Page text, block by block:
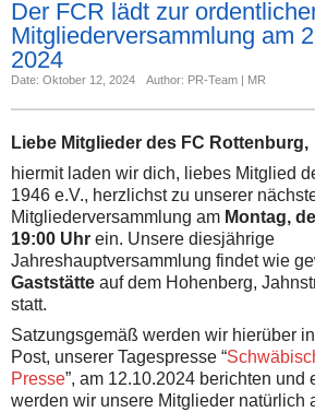
Der FCR lädt zur
Mitgliederversammlung am
2024
Date: Oktober 12, 2024 Author: PR-Team | MR
Liebe Mitglieder des FC Rottenburg,
hiermit laden wir dich, liebes Mitglied
1946 e.V., herzlichst zu unserer
Mitgliederversammlung am Montag,
19:00 Uhr ein. Unsere diesjährige
Jahreshauptversammlung findet wie
Gaststätte auf dem Hohenberg,
statt.
Satzungsgemäß werden wir hierüber
Post, unserer Tagespresse “
Presse”, am 12.10.2024 berichten und
werden wir unsere Mitglieder natürlich